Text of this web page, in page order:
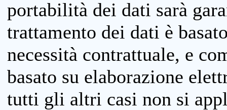
portabilità dei dati sarà
trattamento dei dati è
necessità contrattuale, e
basato su elaborazione
tutti gli altri casi non si